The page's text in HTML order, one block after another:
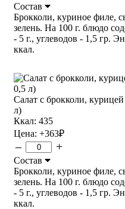
Состав
Брокколи, куриное филе,
зелень. На 100 г. блюдо
- 5 г., углеводов - 1,5 гр.
ккал.
Салат с брокколи,
л)
Ккал: 435
Цена: +363₽
– +
Состав
Брокколи, куриное филе,
зелень. На 100 г. блюдо
- 5 г., углеводов - 1,5 гр.
ккал.